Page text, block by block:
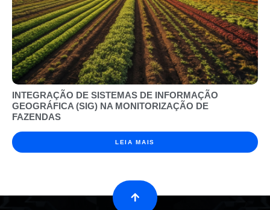
INTEGRAÇÃO DE SISTEMAS DE INFORMAÇÃO
GEOGRÁFICA (SIG) NA MONITORIZAÇÃO DE
FAZENDAS
LEIA MAIS